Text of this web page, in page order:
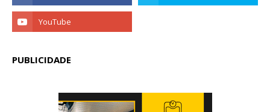
PUBLICIDADE